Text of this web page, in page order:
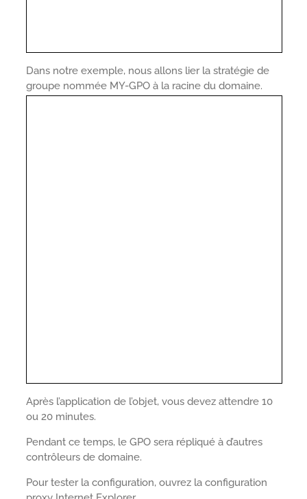
Dans notre exemple, nous allons lier la stratégie de
groupe nommée MY-GPO à la racine du domaine.
Après l’application de l’objet, vous devez attendre 10
ou 20 minutes.
Pendant ce temps, le GPO sera répliqué à d’autres
contrôleurs de domaine.
Pour tester la configuration, ouvrez la configuration